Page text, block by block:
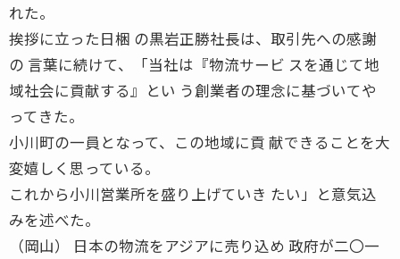
れた。
挨拶に立った日梱 の黒岩正勝社長は、取引先への感謝
の 言葉に続けて、「当社は『物流サービ スを通じて地
域社会に貢献する』とい う創業者の理念に基づいてや
ってきた。
小川町の一員となって、この地域に貢 献できることを大
変嬉しく思っている。
これから小川営業所を盛り上げていき たい」と意気込
みを述べた。
（岡山） 日本の物流をアジアに売り込め 政府が二〇一